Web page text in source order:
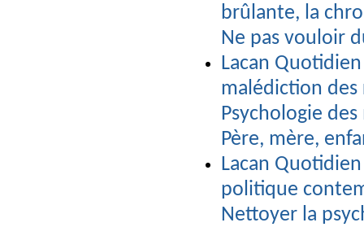
brûlante, la
Ne pas vouloir
Lacan
malédiction des
Psychologie des
Père, mère,
Lacan
politique
Nettoyer la